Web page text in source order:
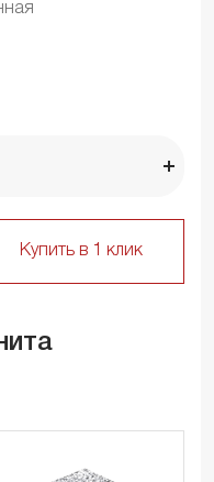
Купить в 1 клик